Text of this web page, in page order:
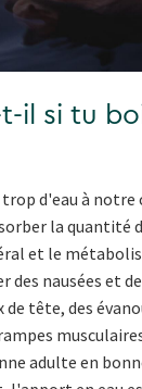
t-il si tu
d'eau à notre
la quantité
et le
des nausées et
de tête, des
adulte en